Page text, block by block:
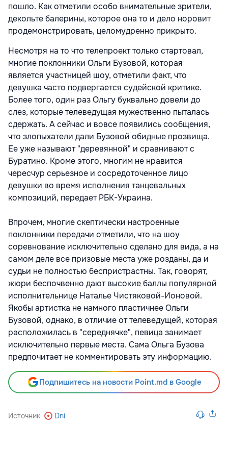
пошло. Как отметили особо внимательные зрители,
декольте балерины, которое она то и дело норовит
продемонстрировать, целомудренно прикрыто.
Несмотря на то что телепроект только стартовал,
многие поклонники Ольги Бузовой, которая
является участницей шоу, отметили факт, что
девушка часто подвергается судейской критике.
Более того, один раз Ольгу буквально довели до
слез, которые телеведущая мужественно пыталась
сдержать. А сейчас и вовсе появились сообщения,
что злопыхатели дали Бузовой обидные прозвища.
Ее уже называют "деревянной" и сравнивают с
Буратино. Кроме этого, многим не нравится
чересчур серьезное и сосредоточенное лицо
девушки во время исполнения танцевальных
композиций, передает РБК-Украина.
Впрочем, многие скептически настроенные
поклонники передачи отметили, что на шоу
соревнование исключительно сделано для вида, а на
самом деле все призовые места уже розданы, да и
судьи не полностью беспристрастны. Так, говорят,
жюри беспочвенно дают высокие баллы популярной
исполнительнице Наталье Чистяковой-Ионовой.
Якобы артистка не намного пластичнее Ольги
Бузовой, однако, в отличие от телеведущей, которая
расположилась в "середнячке", певица занимает
исключительно первые места. Сама Ольга Бузова
предпочитает не комментировать эту информацию.
Подпишитесь на новости Point.md в Google
Источник Dni